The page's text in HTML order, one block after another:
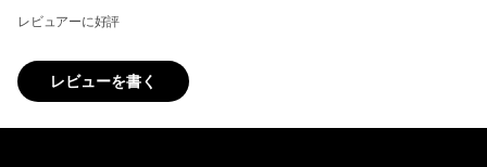
レビュアーに好評
レビューを書く